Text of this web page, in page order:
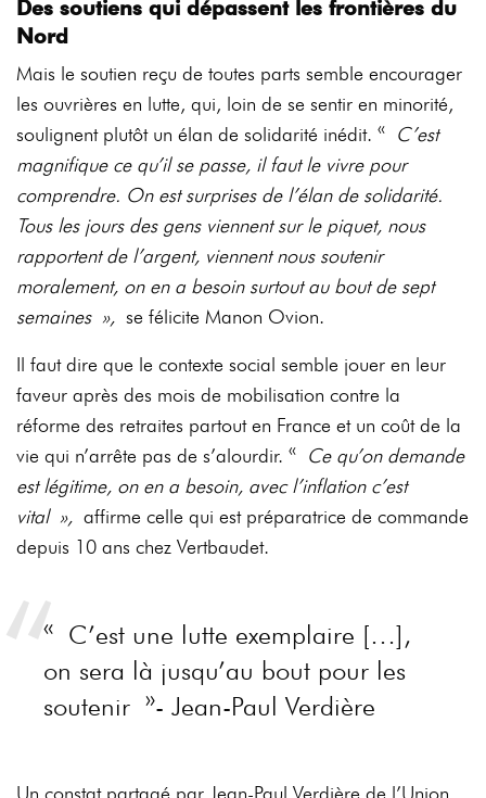
Des soutiens qui dépassent les frontières du
Nord
Mais le soutien reçu de toutes parts semble encourager
les ouvrières en lutte, qui, loin de se sentir en minorité,
soulignent plutôt un élan de solidarité inédit. « C’est
magnifique ce qu’il se passe, il faut le vivre pour
comprendre. On est surprises de l’élan de solidarité.
Tous les jours des gens viennent sur le piquet, nous
rapportent de l’argent, viennent nous soutenir
moralement, on en a besoin surtout au bout de sept
semaines »,se félicite Manon Ovion.
Il faut dire que le contexte social semble jouer en leur
faveur après des mois de mobilisation contre la
réforme des retraites partout en France et un coût de la
vie qui n’arrête pas de s’alourdir. « Ce qu’on demande
est légitime, on en a besoin, avec l’inflation c’est
vital », affirme celle qui est préparatrice de commande
depuis 10 ans chez Vertbaudet.
« C’est une lutte exemplaire […],
on sera là jusqu’au bout pour les
soutenir »- Jean-Paul Verdière
Un constat partagé par Jean-Paul Verdière de l’Union